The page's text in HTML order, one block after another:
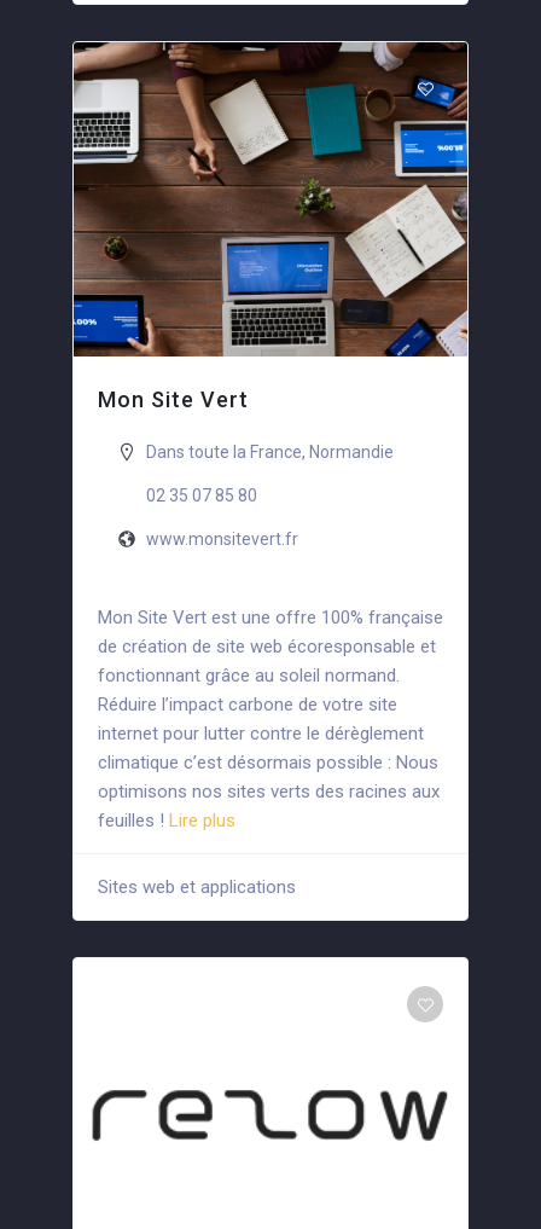
Mon Site Vert
Dans toute la France, Normandie
02 35 07 85 80
www.monsitevert.fr
Mon Site Vert est une offre 100% française
de création de site web écoresponsable et
fonctionnant grâce au soleil normand.
Réduire l’impact carbone de votre site
internet pour lutter contre le dérèglement
climatique c’est désormais possible : Nous
optimisons nos sites verts des racines aux
feuilles ! Lire plus
Sites web et applications